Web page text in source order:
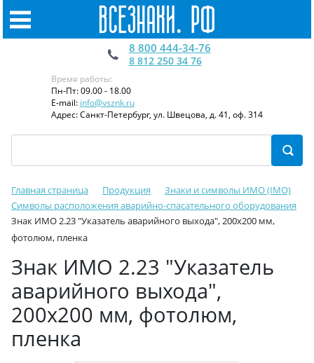
8 800 444-34-76
8 812 250 34 76
Время работы:
Пн-Пт: 09.00 - 18.00
E-mail: info@vsznk.ru
Адрес: Санкт-Петербург, ул. Швецова, д. 41, оф. 314
Главная страница Продукция
Знаки и символы ИМО (IMO)
Символы расположения аварийно-спасательного оборудования
Знак ИМО 2.23 "Указатель аварийного выхода", 200x200 мм,
фотолюм, пленка
Знак ИМО 2.23 "Указатель
аварийного выхода",
200x200 мм, фотолюм,
пленка